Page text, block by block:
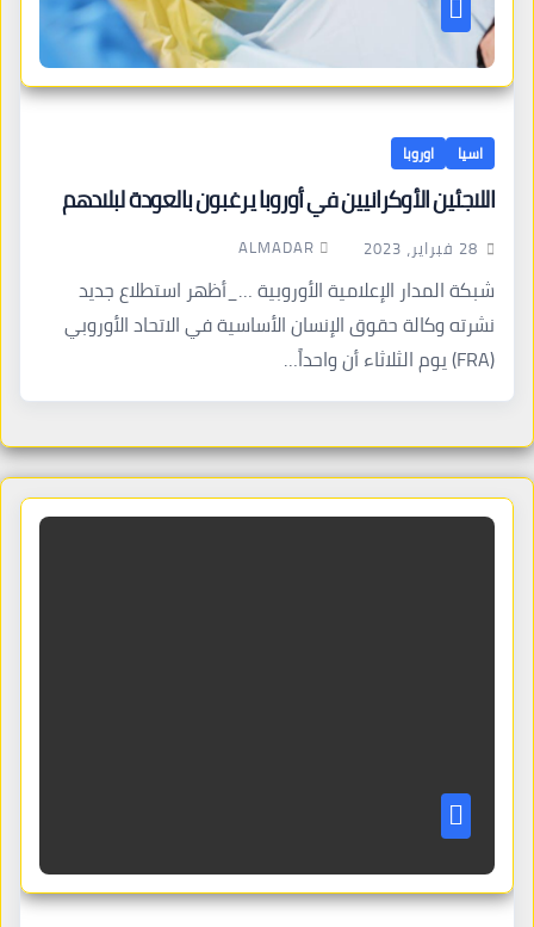
اسيا اوروبا
اللاجئين الأوكرانيين في أوروبا يرغبون بالعودة لبلادهم
28 فبراير، 2023 ALMADAR
شبكة المدار الإعلامية الأوروبية …_أظهر استطلاع جديد
نشرته وكالة حقوق الإنسان الأساسية في الاتحاد الأوروبي
(FRA) يوم الثلاثاء أن واحداً…